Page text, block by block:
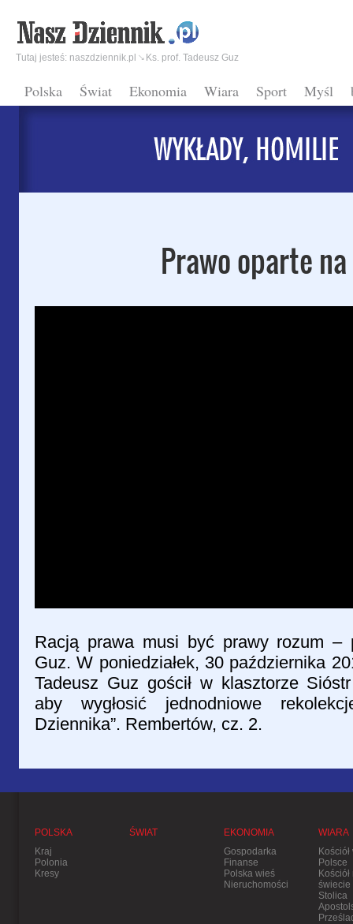
Polska Świat Ekonomia Wiara Sport Myśl
Tutaj jesteś: naszdziennik.pl Ks. prof. Tadeusz Guz
Prawo oparte
Racją prawa musi być prawy rozum –
Guz. W poniedziałek, 30 października
Tadeusz Guz gościł w klasztorze
aby wygłosić jednodniowe
Dziennika”. Rembertów, cz. 2.
POLSKA
Kraj
Polonia
Kresy
ŚWIAT
EKONOMIA
Gospodarka
Finanse
Polska wieś
Nieruchomości
WIARA
Kościół
Polsce
Kościół
świecie
Stolica